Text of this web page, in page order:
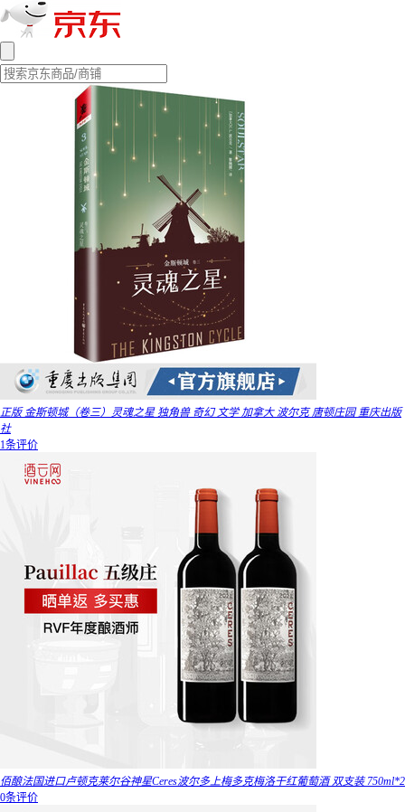
正版 金斯顿城（卷三）灵魂之星 独角兽 奇幻 文学 加拿大 波尔克 唐顿庄园 重庆出版
社
1条评价
佰酿法国进口卢顿克莱尔谷神星Ceres波尔多上梅多克梅洛干红葡萄酒 双支装 750ml*2
0条评价